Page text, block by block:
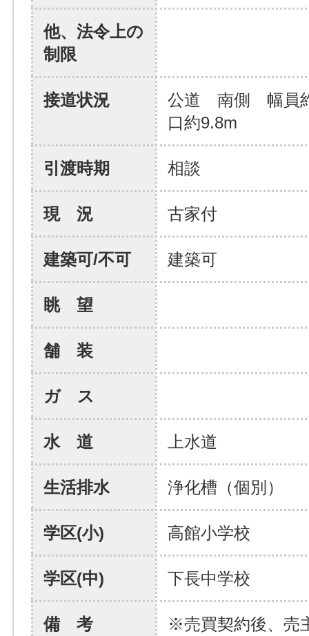
他、法令上の
制限
接道状況
公道 南側 幅員
口約9.8m
引渡時期 相談
現 況 古家付
建築可/不可 建築可
眺 望
舗 装
ガ ス
水 道 上水道
生活排水 浄化槽（個別）
学区(小) 高館小学校
学区(中) 下長中学校
備 考
※売買契約後、売